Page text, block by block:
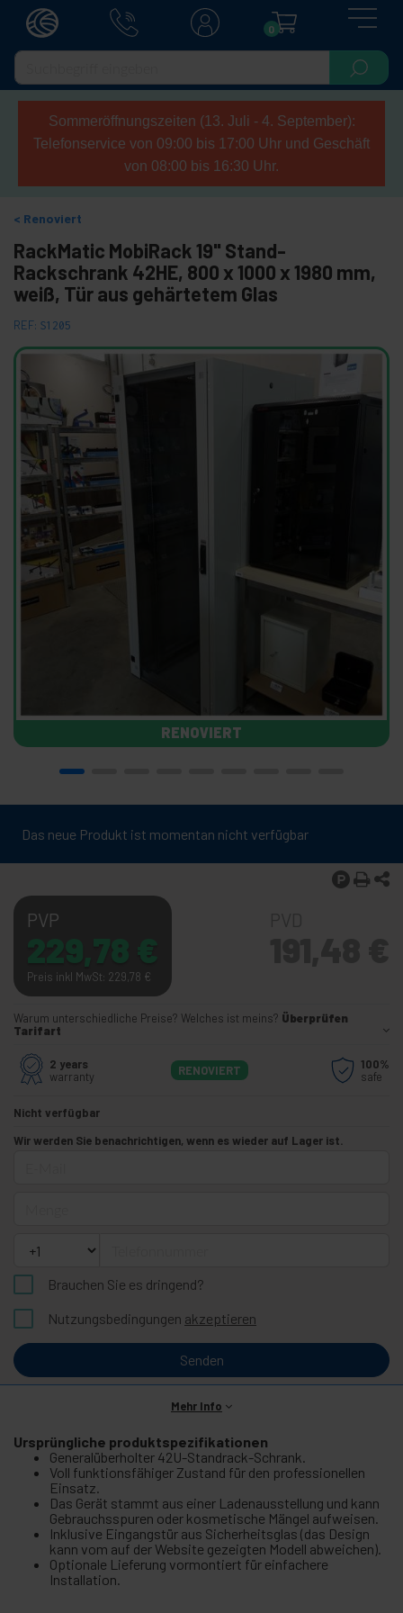
0
Sommeröffnungszeiten (13. Juli - 4. September):
Telefonservice von 09:00 bis 17:00 Uhr und Geschäft
von 08:00 bis 16:30 Uhr.
Renoviert
RackMatic MobiRack 19" Stand-
Rackschrank 42HE, 800 x 1000 x 1980 mm,
weiß, Tür aus gehärtetem Glas
REF: S1205
RENOVIERT
Das neue Produkt ist momentan nicht verfügbar
PVP
229,78 €
Preis inkl MwSt: 229,78 €
Warum unterschiedliche Preise? Welches ist meins? Überprüfen
Tarifart
2 years
warranty
RENOVIERT
100%
safe
Nicht verfügbar
Wir werden Sie benachrichtigen, wenn es wieder auf Lager ist.
Brauchen Sie es dringend?
Nutzungsbedingungen akzeptieren
Senden
Mehr Info
Ursprüngliche produktspezifikationen
Generalüberholter 42U-Standrack-Schrank.
Voll funktionsfähiger Zustand für den professionellen
Einsatz.
Das Gerät stammt aus einer Ladenausstellung und kann
Gebrauchsspuren oder kosmetische Mängel aufweisen.
Inklusive Eingangstür aus Sicherheitsglas (das Design
kann vom auf der Website gezeigten Modell abweichen).
Optionale Lieferung vormontiert für einfachere
Installation.